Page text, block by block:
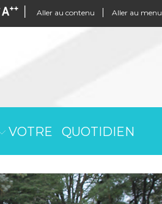
Aller au contenu Aller au menu
VOTRE QUOTIDIEN